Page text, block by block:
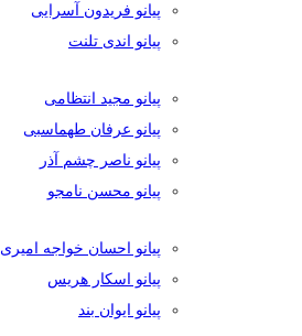
پیانو فریدون آسرایی
پیانو اندی تلنت
پیانو مجید انتظامی
پیانو عرفان طهماسبی
پیانو ناصر چشم آذر
پیانو محسن نامجو
پیانو احسان خواجه امیری
پیانو اسکار هریس
پیانو ایوان بند